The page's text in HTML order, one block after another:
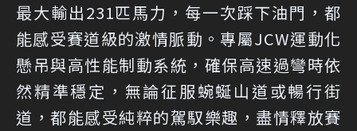
最大輸出231匹馬力，每一次踩下油門，都
能感受賽道級的激情脈動。專屬JCW運動化
懸吊與高性能制動系統，確保高速過彎時依
然精準穩定，無論征服蜿蜒山道或暢行街
道，都能感受純粹的駕馭樂趣，盡情釋放賽